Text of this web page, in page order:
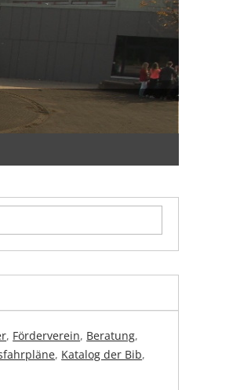
, Förderverein, Beratung,
, Katalog der Bib,